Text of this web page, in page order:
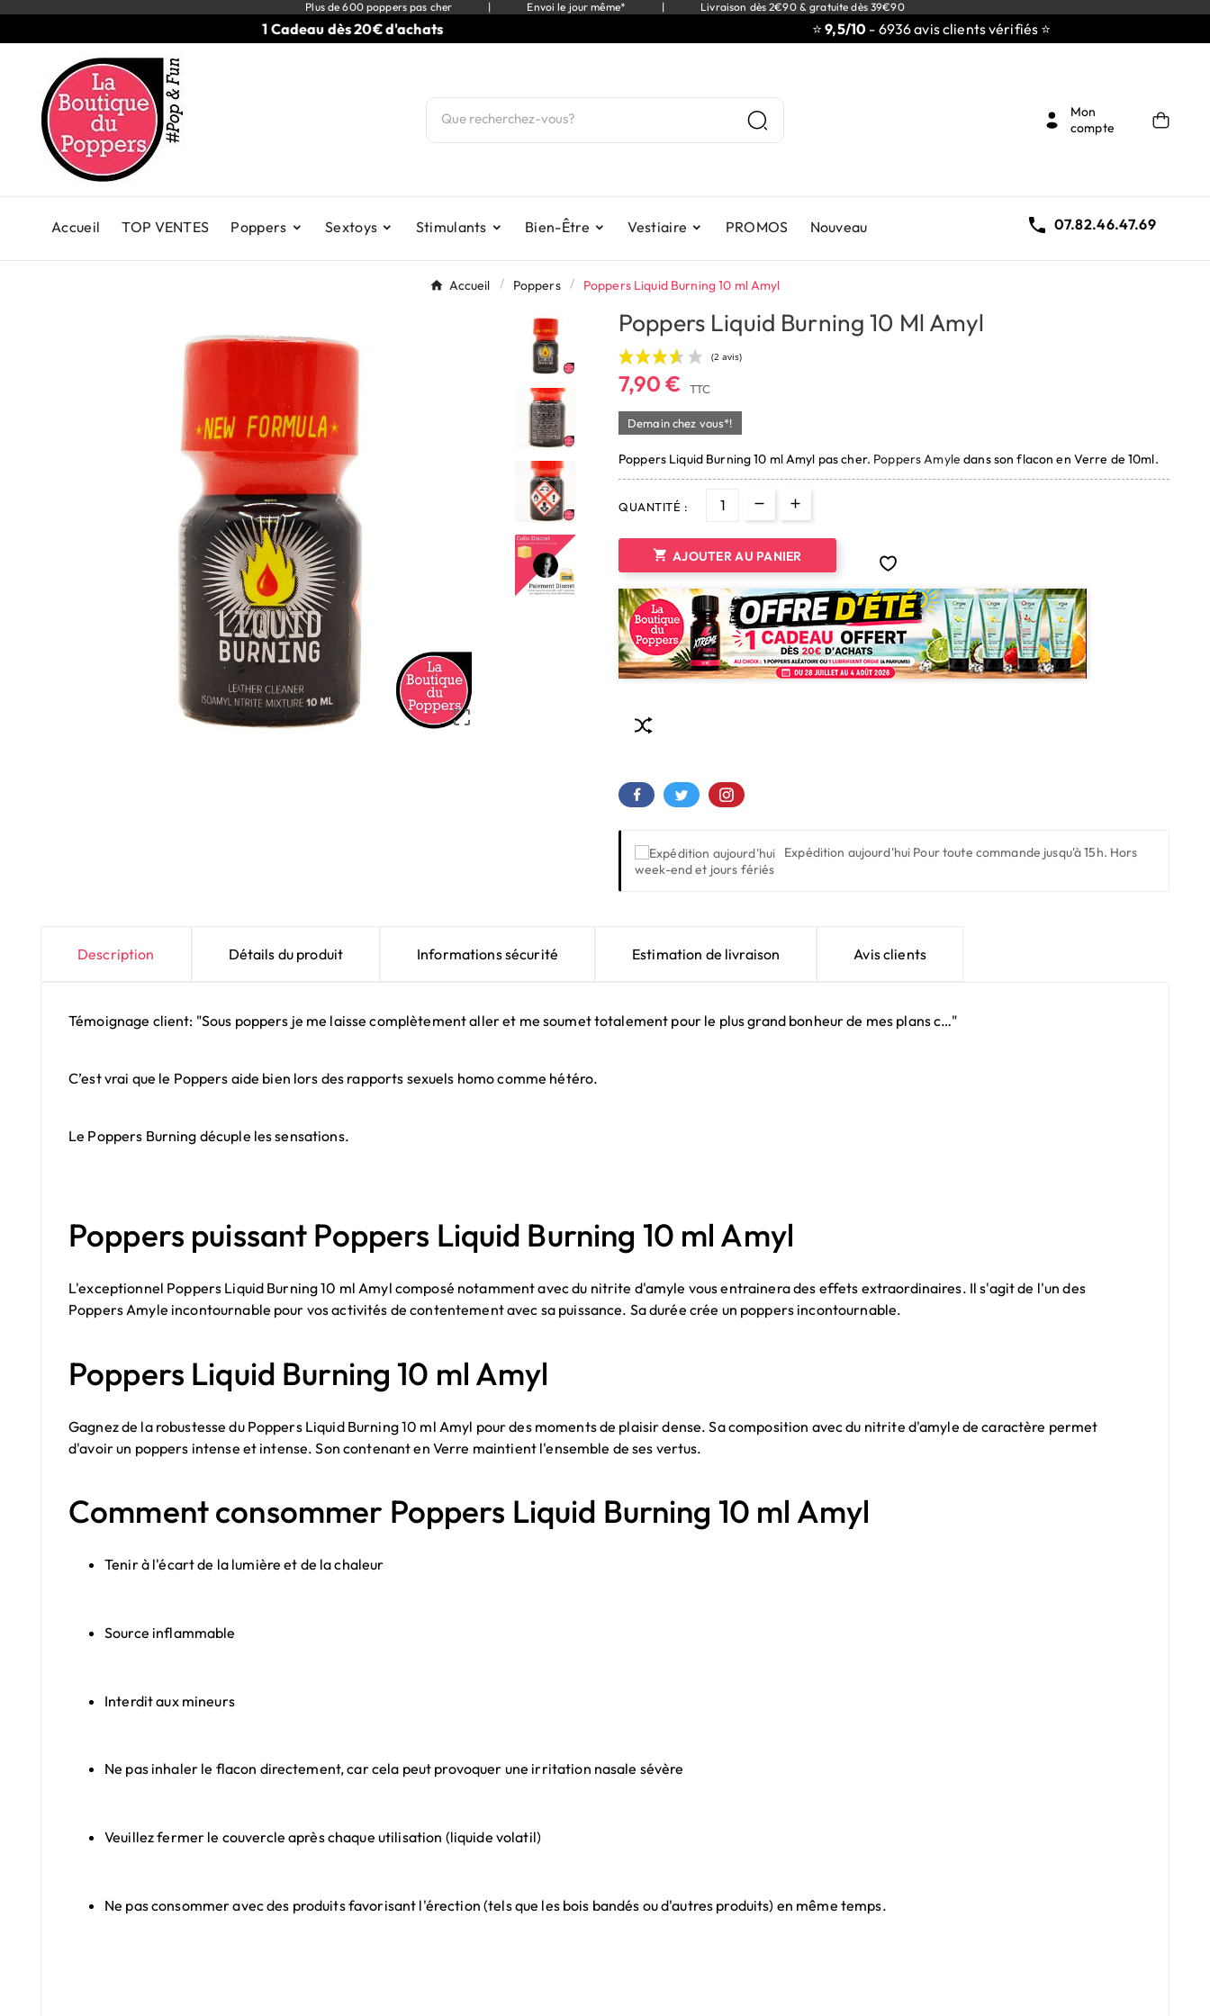
Plus de 600 poppers pas cher | Envoi le jour même* | Livraison dès 2€90 & gratuite dès 39€90
1 Cadeau dès 20€ d'achats 9,5/10- 6936 avis clients vérifiés ⭐
Mon
compte
Accueil TOP VENTES Poppers Sextoys Stimulants Bien-Être Vestiaire PROMOS Nouveau  07.82.46.47.69
Accueil Poppers Poppers Liquid Burning 10 ml Amyl

Poppers Liquid Burning 10 Ml Amyl
7,90 € TTC
Demain chez vous*!
Poppers Liquid Burning 10 ml Amyl pas cher. Poppers Amyle dans son flacon en Verre de 10ml.
QUANTITÉ :
 AJOUTER AU PANIER
Expédition aujourd'hui Pour toute commande jusqu'à 15h. Hors
week-end et jours fériés
Description Détails du produit Informations sécurité Estimation de livraison Avis clients
Témoignage client: "Sous poppers je me laisse complètement aller et me soumet totalement pour le plus grand bonheur de mes plans c…"
C’est vrai que le Poppers aide bien lors des rapports sexuels homo comme hétéro.
Le Poppers Burning décuple les sensations.
Poppers puissant Poppers Liquid Burning 10 ml Amyl
L'exceptionnel Poppers Liquid Burning 10 ml Amyl composé notamment avec du nitrite d'amyle vous entrainera des effets extraordinaires. Il s'agit de l'un des
Poppers Amyle incontournable pour vos activités de contentement avec sa puissance. Sa durée crée un poppers incontournable.
Poppers Liquid Burning 10 ml Amyl
Gagnez de la robustesse du Poppers Liquid Burning 10 ml Amyl pour des moments de plaisir dense. Sa composition avec du nitrite d'amyle de caractère permet
d'avoir un poppers intense et intense. Son contenant en Verre maintient l'ensemble de ses vertus.
Comment consommer Poppers Liquid Burning 10 ml Amyl
Tenir à l'écart de la lumière et de la chaleur
Source inflammable
Interdit aux mineurs
Ne pas inhaler le flacon directement, car cela peut provoquer une irritation nasale sévère
Veuillez fermer le couvercle après chaque utilisation (liquide volatil)
Ne pas consommer avec des produits favorisant l'érection (tels que les bois bandés ou d'autres produits) en même temps.